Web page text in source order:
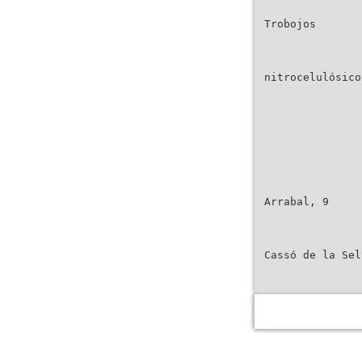
Trobojos
Arrabal, 9
Cassó de la